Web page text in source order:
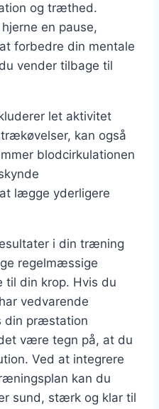
og træthed.
en pause,
forbedre din mentale
vender tilbage til
let aktivitet
kan også
blodcirkulationen
lægge yderligere
i din træning
regelmæssige
til din krop. Hvis du
vedvarende
din præstation
være tegn på, at du
Ved at integrere
kan du
sund, stærk og klar til